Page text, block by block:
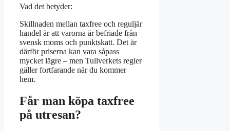
Vad det betyder:
Skillnaden mellan taxfree och reguljär
handel är att varorna är befriade från
svensk moms och punktskatt. Det är
därför priserna kan vara såpass
mycket lägre – men Tullverkets regler
gäller fortfarande när du kommer
hem.
Får man köpa taxfree
på utresan?